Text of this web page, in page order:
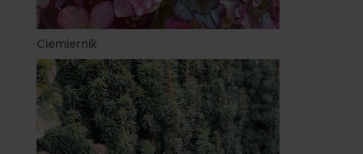
Ciemiernik